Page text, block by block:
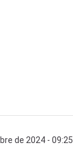
de 2024 - 09:25